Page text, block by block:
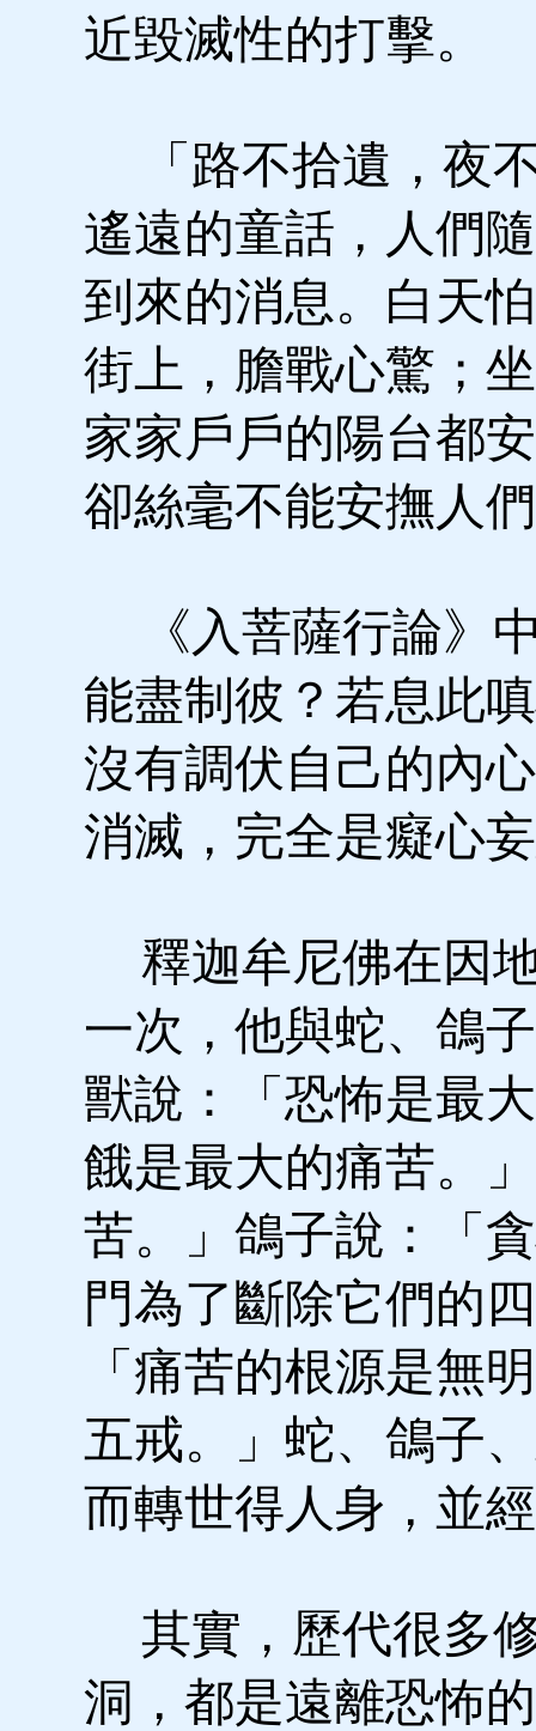
近毀滅性的打擊。
「路不拾遺，夜
遙遠的童話，人們
到來的消息。白天
街上，膽戰心驚；
家家戶戶的陽台都
卻絲毫不能安撫人
《入菩薩行論》
能盡制彼？若息此
沒有調伏自己的內
消滅，完全是癡心
釋迦牟尼佛在因
一次，他與蛇、鴿
獸說：「恐怖是最
餓是最大的痛苦。
苦。」鴿子說：「
門為了斷除它們的
「痛苦的根源是無
五戒。」蛇、鴿子
而轉世得人身，並
其實，歷代很多
洞，都是遠離恐怖